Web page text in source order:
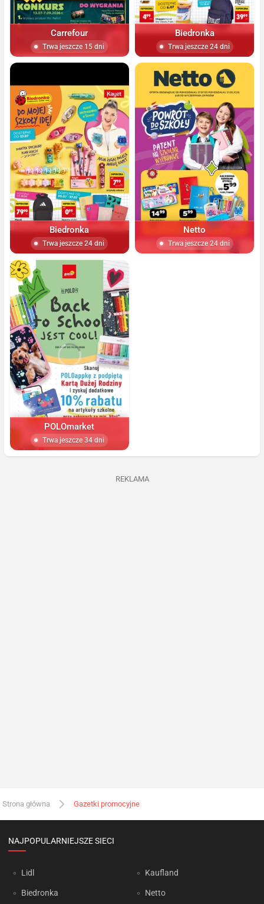
Carrefour
Trwa jeszcze 15 dni
Biedronka
Trwa jeszcze 24 dni
Biedronka
Trwa jeszcze 24 dni
Netto
Trwa jeszcze 24 dni
POLOmarket
Trwa jeszcze 34 dni
REKLAMA
Strona główna Gazetki promocyjne
NAJPOPULARNIEJSZE SIECI
Lidl
Biedronka
Kaufland
Netto